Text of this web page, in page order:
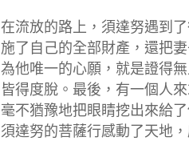
在流放的路上，須達努遇到
施了自己的全部財產，還把
為他唯一的心願，就是證得
皆得度脫。最後，有一個人
毫不猶豫地把眼睛挖出來給了
須達努的菩薩行感動了天地